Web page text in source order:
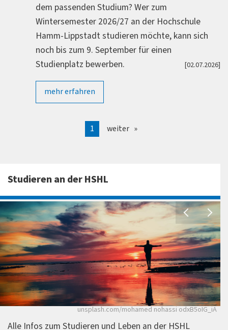
dem passenden Studium? Wer zum
Wintersemester 2026/27 an der Hochschule
Hamm-Lippstadt studieren möchte, kann sich
noch bis zum 9. September für einen
Studienplatz bewerben.
[02.07.2026]
mehr erfahren
1 weiter
Studieren an der HSHL
unsplash.com/mohamed nohassi odxB5oIG_iA
Alle Infos zum Studieren und Leben an der HSHL